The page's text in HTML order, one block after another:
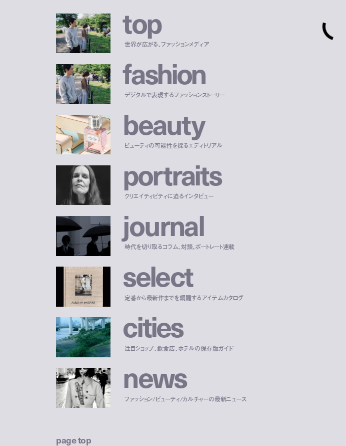
top
世界が広がる、ファッションメディア
fashion
デジタルで表現するファッションストーリー
beauty
ビューティの可能性を探るエディトリアル
portraits
クリエイティビティに迫るインタビュー
journal
時代を切り取るコラム、対談、ポートレート連載
select
定番から最新作までを網羅するアイテムカタログ
cities
注目ショップ、飲食店、ホテルの保存版ガイド
news
ファッション/ビューティ/カルチャーの最新ニュース
page top